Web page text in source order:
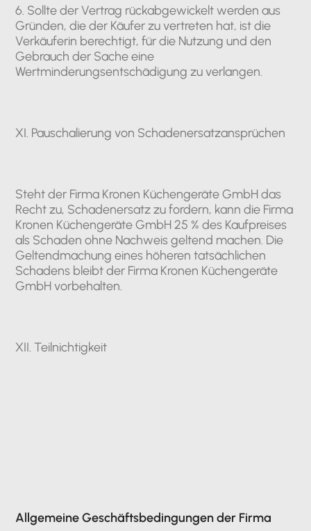
6. Sollte der Vertrag rückabgewickelt werden aus
Gründen, die der Käufer zu vertreten hat, ist die
Verkäuferin berechtigt, für die Nutzung und den
Gebrauch der Sache eine
Wertminderungsentschädigung zu verlangen.
XI. Pauschalierung von Schadenersatzansprüchen
Steht der Firma Kronen Küchengeräte GmbH das
Recht zu, Schadenersatz zu fordern, kann die Firma
Kronen Küchengeräte GmbH 25 % des Kaufpreises
als Schaden ohne Nachweis geltend machen. Die
Geltendmachung eines höheren tatsächlichen
Schadens bleibt der Firma Kronen Küchengeräte
GmbH vorbehalten.
XII. Teilnichtigkeit
Allgemeine Geschäftsbedingungen der Firma